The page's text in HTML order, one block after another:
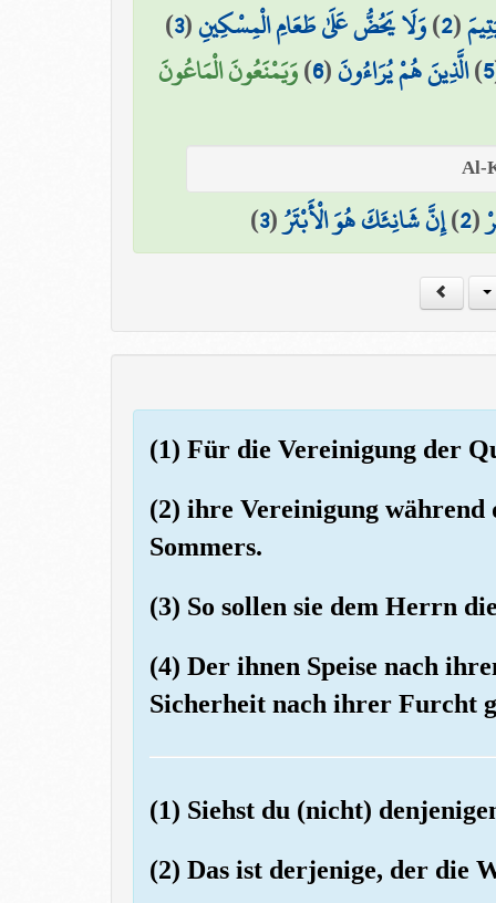
(
2
)وَلَا يَحُضُّ عَلَىٰ طَعَامِ الْمِسْكِينِ(
3
)
5
)الَّذِينَ هُمْ يُرَاءُونَ(
6
)وَيَمْنَعُونَ الْمَاعُونَ
(
2
)إِنَّ شَانِئَكَ هُوَ الْأَبْتَرُ(
3
)
(1) Für die Vereinigung der
(2) ihre Vereinigung während
Sommers.
(3) So sollen sie dem Herrn
(4) Der ihnen Speise nach
Sicherheit nach ihrer Furcht
(1) Siehst du (nicht)
(2) Das ist derjenige, der die